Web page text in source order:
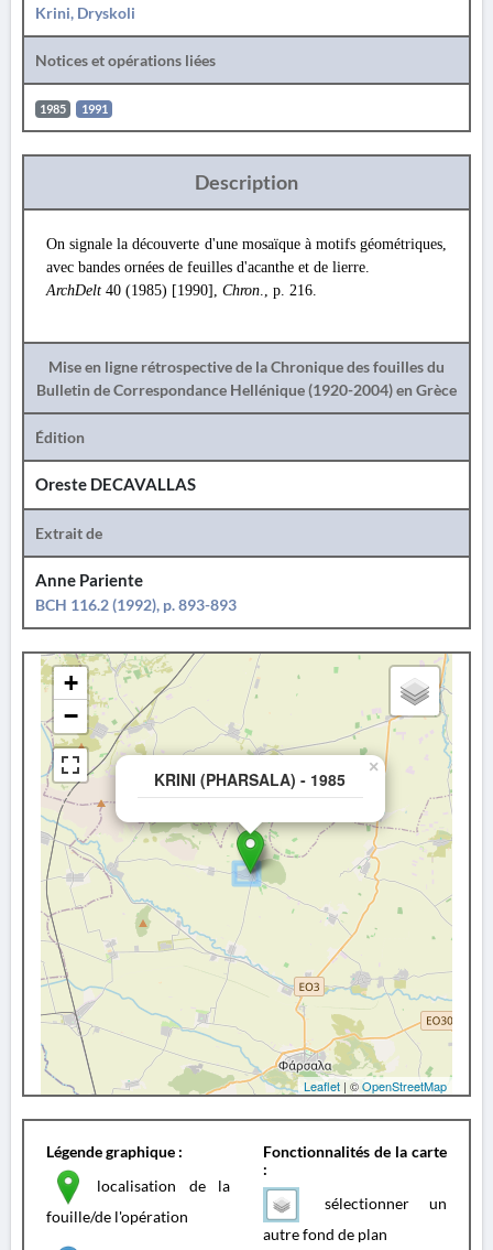
Krini, Dryskoli
Notices et opérations liées
1985 1991
Description
On signale la découverte d'une mosaïque à motifs géométriques,
avec bandes ornées de feuilles d'acanthe et de lierre.
ArchDelt 40 (1985) [1990], Chron., p. 216.
Mise en ligne rétrospective de la Chronique des fouilles du
Bulletin de Correspondance Hellénique (1920-2004) en Grèce
Édition
Oreste DECAVALLAS
Extrait de
Anne Pariente
BCH 116.2 (1992), p. 893-893
KRINI (PHARSALA) - 1985
×
+
−
Leaflet | ©OpenStreetMap
Légende graphique :
localisation de la
fouille/de l'opération
Fonctionnalités de la carte
:
sélectionner un
autre fond de plan